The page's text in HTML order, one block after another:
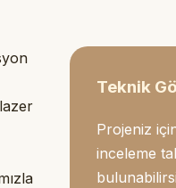
Teknik
Projeniz
inceleme